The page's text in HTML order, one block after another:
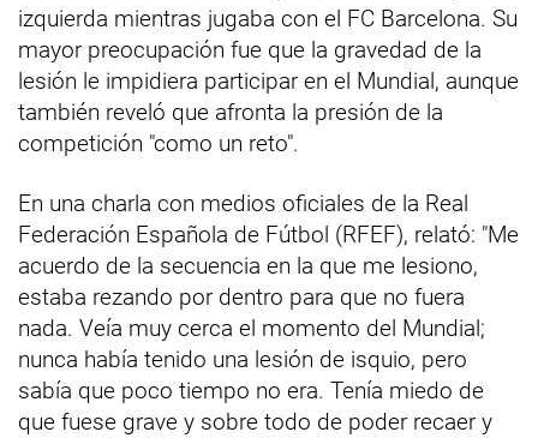
izquierda mientras jugaba con el FC Barcelona. Su
mayor preocupación fue que la gravedad de la
lesión le impidiera participar en el Mundial, aunque
también reveló que afronta la presión de la
competición "como un reto".
En una charla con medios oficiales de la Real
Federación Española de Fútbol (RFEF), relató: "Me
acuerdo de la secuencia en la que me lesiono,
estaba rezando por dentro para que no fuera
nada. Veía muy cerca el momento del Mundial;
nunca había tenido una lesión de isquio, pero
sabía que poco tiempo no era. Tenía miedo de
que fuese grave y sobre todo de poder recaer y